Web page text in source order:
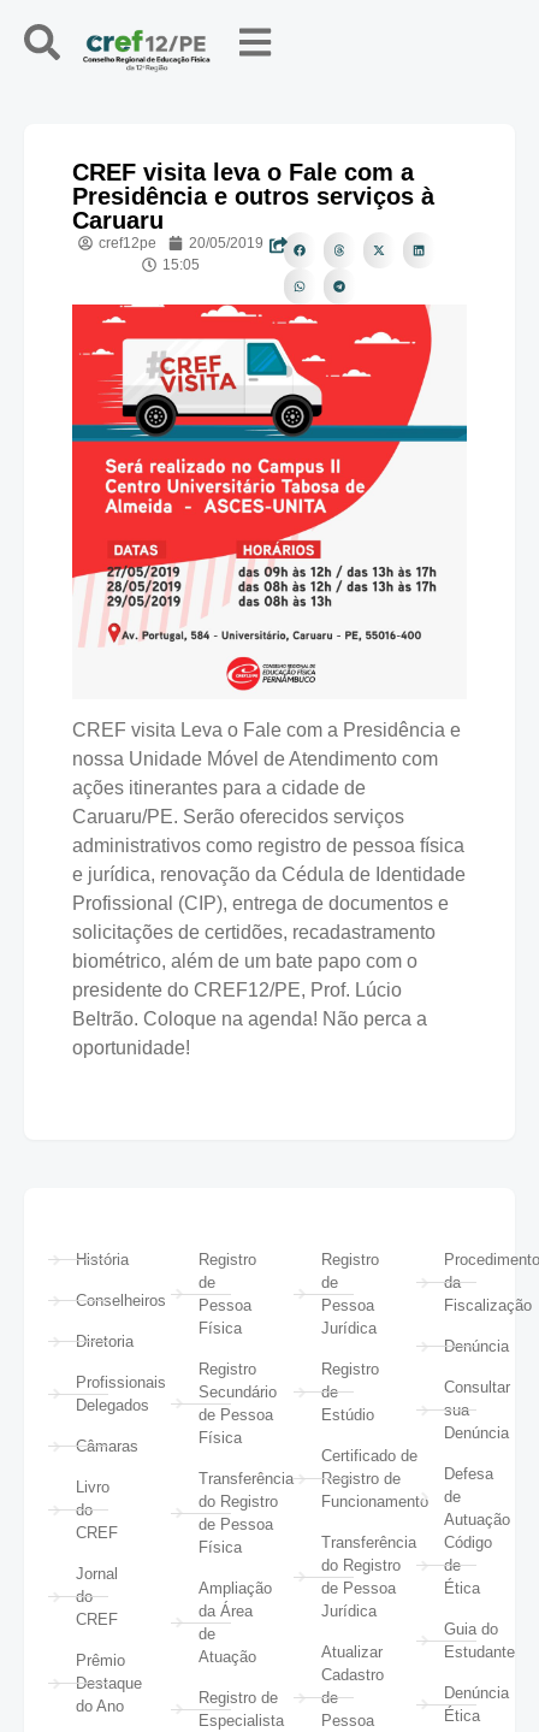
CREF visita leva o Fale com a
Presidência e outros serviços à
Caruaru
cref12pe
20/05/2019
15:05
CREF visita Leva o Fale com a Presidência e
nossa Unidade Móvel de Atendimento com
ações itinerantes para a cidade de
Caruaru/PE. Serão oferecidos serviços
administrativos como registro de pessoa física
e jurídica, renovação da Cédula de Identidade
Profissional (CIP), entrega de documentos e
solicitações de certidões, recadastramento
biométrico, além de um bate papo com o
presidente do CREF12/PE, Prof. Lúcio
Beltrão. Coloque na agenda! Não perca a
oportunidade!
História
Conselheiros
Diretoria
Profissionais
Delegados
Câmaras
Livro
do
CREF
Jornal
do
CREF
Prêmio
Destaque
do Ano
Registro
de
Pessoa
Física
Registro
Secundário
de Pessoa
Física
Transferência
do Registro
de Pessoa
Física
Ampliação
da Área
de
Atuação
Registro de
Especialista
Registro
de
Pessoa
Jurídica
Registro
de
Estúdio
Certificado de
Registro de
Funcionamento
Transferência
do Registro
de Pessoa
Jurídica
Atualizar
Cadastro
de
Pessoa
da
Fiscalização
Denúncia
Consultar
sua
Denúncia
Defesa
de
Autuação
Código
de
Ética
Guia do
Estudante
Denúncia
Ética